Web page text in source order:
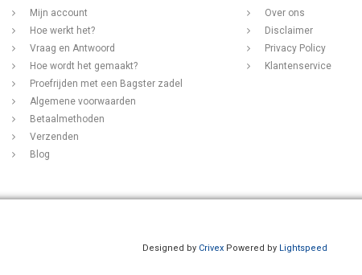
Mijn account
Hoe werkt het?
Vraag en Antwoord
Hoe wordt het gemaakt?
Proefrijden met een Bagster zadel
Algemene voorwaarden
Betaalmethoden
Verzenden
Blog
Over ons
Disclaimer
Privacy Policy
Klantenservice
Designed by Crivex Powered by Lightspeed